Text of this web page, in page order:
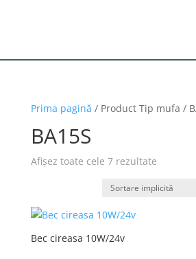
Prima pagină / Product Tip mufa /
BA15S
Afișez toate cele 7 rezultate
Bec cireasa 10W/24v